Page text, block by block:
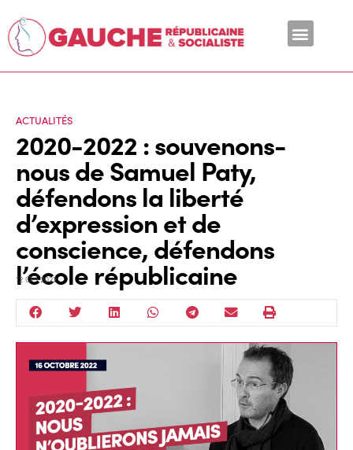
ACTUALITÉS
2020-2022 : souvenons-
nous de Samuel Paty,
défendons la liberté
d’expression et de
conscience, défendons
l’école républicaine
12 Oct 2022